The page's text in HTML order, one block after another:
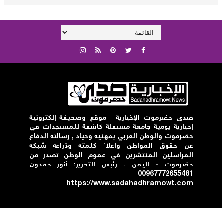
صدى حضرموت الإخبارية : موقع وصحيفة إلكترونية
إخبارية يومية جامعة مستقلة كاشفة للمستجدات في
حضرموت والوطن العربي بمهنيه وحياد , رسالته الدفاع
عن حقوق المواطن واعلاء كلمته وذراعه شبكه
المراسلين المنتشرين في عموم الوطن تصدر من
حضرموت - اليمن . رئيس التحرير: أنور حمدون
00967772655481
https://www.sadahadhramowt.com